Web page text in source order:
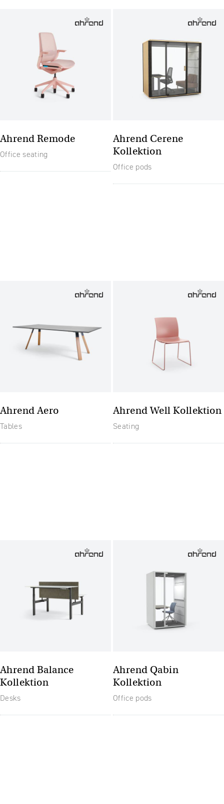
Ahrend Remode
Office seating
Ahrend Cerene
Kollektion
Office pods
Ahrend Aero
Tables
Ahrend Well Kollektion
Seating
Ahrend Balance
Kollektion
Desks
Ahrend Qabin
Kollektion
Office pods